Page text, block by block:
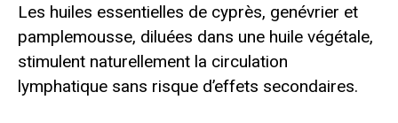
Les huiles essentielles de cyprès, genévrier et
pamplemousse, diluées dans une huile végétale,
stimulent naturellement la circulation
lymphatique sans risque d’effets secondaires.